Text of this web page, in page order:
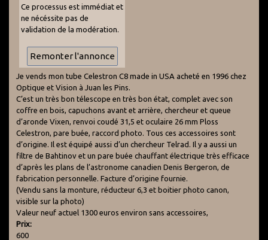
Ce processus est immédiat et
ne nécéssite pas de
validation de la modération.
Je vends mon tube Celestron C8 made in USA acheté en 1996 chez
Optique et Vision à Juan les Pins.
C’est un très bon télescope en très bon état, complet avec son
coffre en bois, capuchons avant et arrière, chercheur et queue
d’aronde Vixen, renvoi coudé 31,5 et oculaire 26 mm Ploss
Celestron, pare buée, raccord photo. Tous ces accessoires sont
d’origine. Il est équipé aussi d’un chercheur Telrad. Il y a aussi un
filtre de Bahtinov et un pare buée chauffant électrique très efficace
d’après les plans de l’astronome canadien Denis Bergeron, de
fabrication personnelle. Facture d’origine fournie.
(Vendu sans la monture, réducteur 6,3 et boitier photo canon,
visible sur la photo)
Valeur neuf actuel 1300 euros environ sans accessoires,
Prix:
600